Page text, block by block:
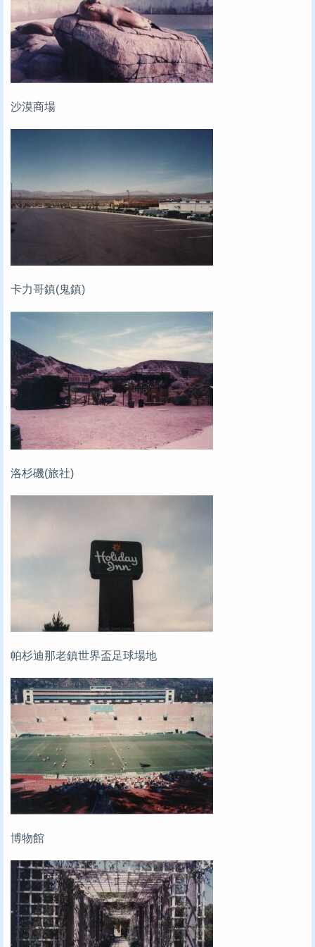
沙漠商場
卡力哥鎮(鬼鎮)
洛杉磯(旅社)
帕杉迪那老鎮世界盃足球場地
博物館